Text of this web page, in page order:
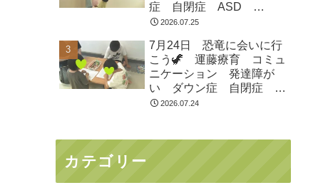
症 自閉症 ASD
ADHD 児童発達支援 放
市 つくばみらい市 坂東
市 守谷市
2026.07.25
7月24日 恐竜に会いに行
こう🦖 運藤療育 コミュ
ニケーション 発達障が
い ダウン症 自閉症
ASD ADHD 児童発達支
2026.07.24
カテゴリー